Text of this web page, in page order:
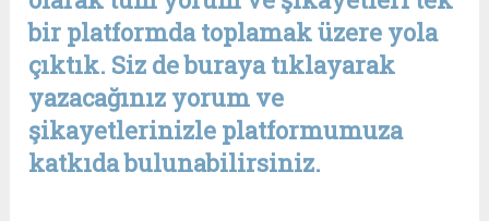
bir platformda toplamak üzere yola
çıktık. Siz de buraya tıklayarak
yazacağınız yorum ve
şikayetlerinizle platformumuza
katkıda bulunabilirsiniz.